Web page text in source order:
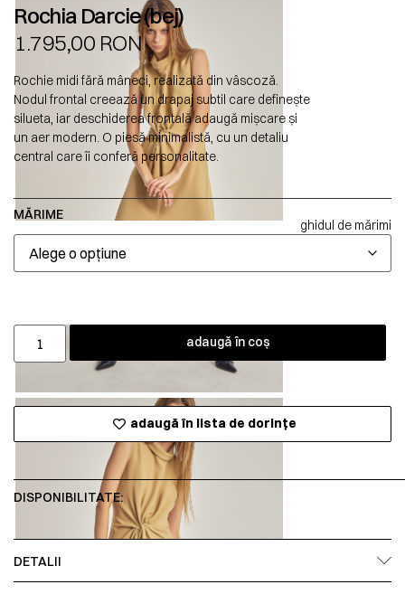
Rochia Darcie (bej)
1.795,00 RON
Rochie midi fără mâneci, realizată din vâscoză.
Nodul frontal creează un drapaj subtil care definește
silueta, iar deschiderea frontală adaugă mișcare și
un aer modern. O piesă minimalistă, cu un detaliu
central care îi conferă personalitate.
MĂRIME
ghidul de mărimi
adaugă în coș
adaugă în lista de dorințe
DISPONIBILITATE:
DETALII